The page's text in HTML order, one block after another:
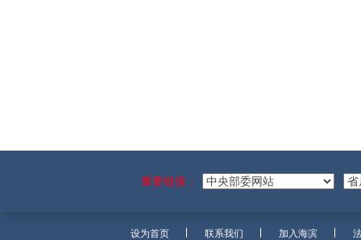
重要链接：
设为首页 联系我们 加入海滨